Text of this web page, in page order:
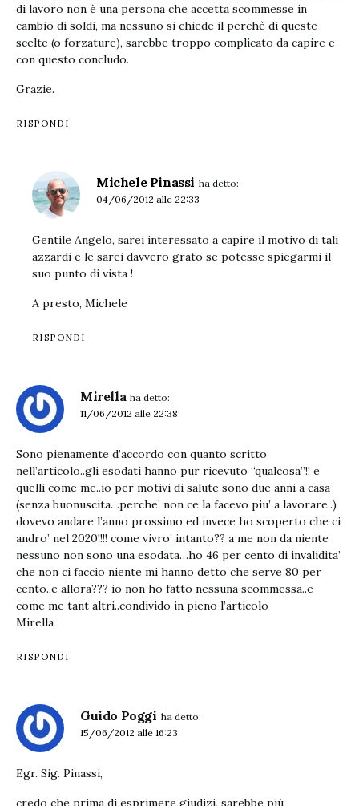
di lavoro non è una persona che accetta scommesse in
cambio di soldi, ma nessuno si chiede il perchè di queste
scelte (o forzature), sarebbe troppo complicato da capire e
con questo concludo.
Grazie.
RISPONDI
Michele Pinassi ha detto:
04/06/2012 alle 22:33
Gentile Angelo, sarei interessato a capire il motivo di tali
azzardi e le sarei davvero grato se potesse spiegarmi il
suo punto di vista !
A presto, Michele
RISPONDI
Mirella ha detto:
11/06/2012 alle 22:38
Sono pienamente d’accordo con quanto scritto
nell’articolo..gli esodati hanno pur ricevuto “qualcosa”!! e
quelli come me..io per motivi di salute sono due anni a casa
(senza buonuscita…perche’ non ce la facevo piu’ a lavorare..)
dovevo andare l’anno prossimo ed invece ho scoperto che ci
andro’ nel 2020!!!! come vivro’ intanto?? a me non da niente
nessuno non sono una esodata…ho 46 per cento di invalidita’
che non ci faccio niente mi hanno detto che serve 80 per
cento..e allora??? io non ho fatto nessuna scommessa..e
come me tant altri..condivido in pieno l’articolo
Mirella
RISPONDI
Guido Poggi ha detto:
15/06/2012 alle 16:23
Egr. Sig. Pinassi,
credo che prima di esprimere giudizi, sarebbe più